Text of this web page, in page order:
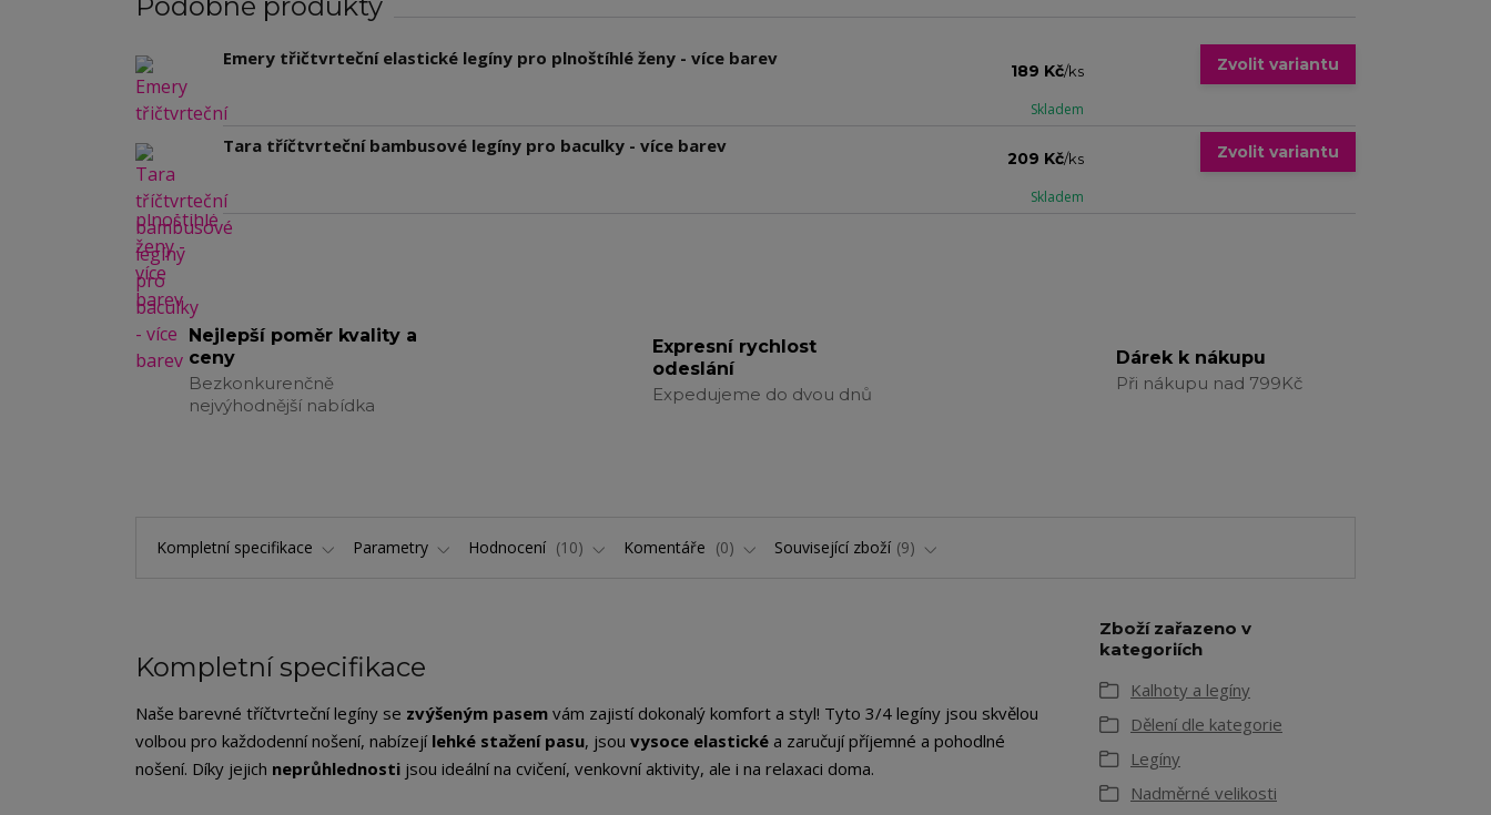
Emery třičtvrteční elastické legíny pro plnoštíhlé ženy - více barev
189 Kč/ks
Skladem
Zvolit variantu
Tara tříčtvrteční bambusové legíny pro baculky - více barev
209 Kč/ks
Skladem
Zvolit variantu
Nejlepší poměr kvality a
ceny
Bezkonkurenčně
nejvýhodnější nabídka
Expresní rychlost
odeslání
Expedujeme do dvou dnů
Dárek k nákupu
Při nákupu nad 799Kč
Kompletní specifikace Parametry Hodnocení 10 Komentáře 0 Související zboží 9
Kompletní specifikace
Naše barevné tříčtvrteční legíny se zvýšeným pasem vám zajistí dokonalý komfort a styl! Tyto 3/4 legíny jsou skvělou
volbou pro každodenní nošení, nabízejí lehké stažení pasu, jsou vysoce elastické a zaručují příjemné a pohodlné
nošení. Díky jejich neprůhlednosti jsou ideální na cvičení, venkovní aktivity, ale i na relaxaci doma.
Zboží zařazeno v
kategoriích
Kalhoty a legíny
Dělení dle kategorie
Legíny
Nadměrné velikosti